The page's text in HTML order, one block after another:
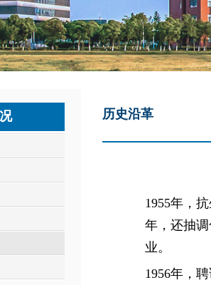
历史沿革
1955年，
年，还抽
业。
1956年，